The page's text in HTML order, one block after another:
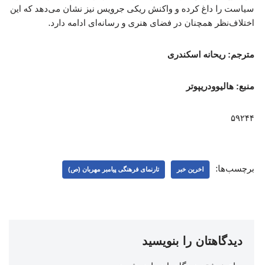
سیاست را داغ کرده و واکنش ریکی جرویس نیز نشان می‌دهد که این
اختلاف‌نظر همچنان در فضای هنری و رسانه‌ای ادامه دارد.
مترجم: ریحانه اسکندری
منبع: هالیوودریپوتر
۵۹۲۴۴
برچسب‌ها: اخرین خبر تارنمای فرهنگی پیامبر مهربان (ص)
دیدگاهتان را بنویسید